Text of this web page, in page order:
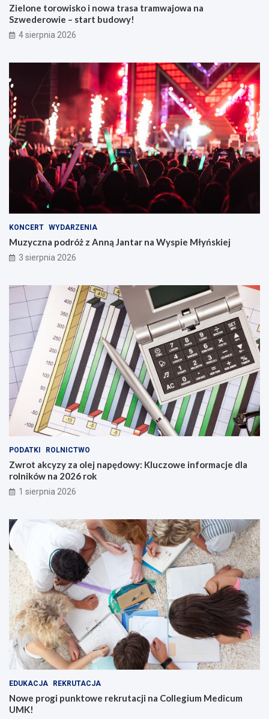
Zielone torowisko i nowa trasa tramwajowa na
Szwederowie – start budowy!
4 sierpnia 2026
KONCERT WYDARZENIA
Muzyczna podróż z Anną Jantar na Wyspie Młyńskiej
3 sierpnia 2026
PODATKI ROLNICTWO
Zwrot akcyzy za olej napędowy: Kluczowe informacje dla
rolników na 2026 rok
1 sierpnia 2026
EDUKACJA REKRUTACJA
Nowe progi punktowe rekrutacji na Collegium Medicum
UMK!